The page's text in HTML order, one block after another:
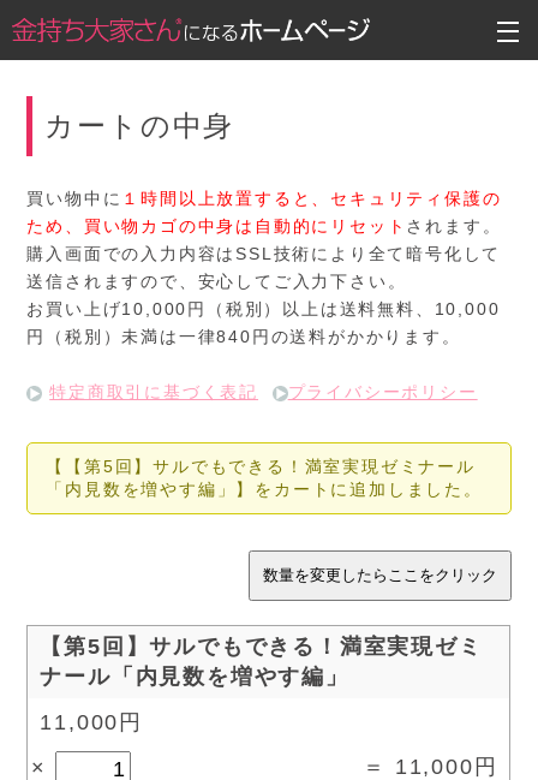
カートの中身
買い物中に １時間以上放置すると、セキュリティ保護の
ため、買い物カゴの中身は自動的にリセット されます。
購入画面での入力内容はSSL技術により全て暗号化して
送信されますので、安心してご入力下さい。
お買い上げ10,000円（税別）以上は送料無料、10,000
円（税別）未満は一律840円の送料がかかります。
特定商取引に基づく表記 プライバシーポリシー
【【第5回】サルでもできる！満室実現ゼミナール
「内見数を増やす編」】をカートに追加しました。
【第5回】サルでもできる！満室実現ゼミ
ナール「内見数を増やす編」
11,000円
11,000円